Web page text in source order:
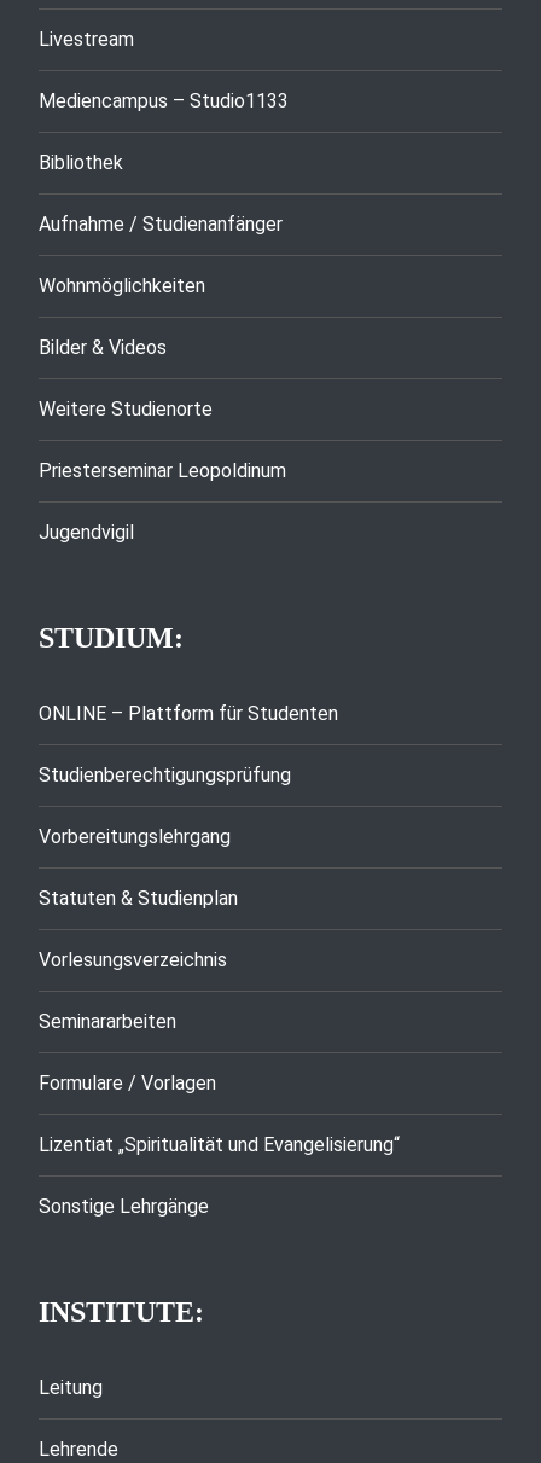
Livestream
Mediencampus – Studio1133
Bibliothek
Aufnahme / Studienanfänger
Wohnmöglichkeiten
Bilder & Videos
Weitere Studienorte
Priesterseminar Leopoldinum
Jugendvigil
STUDIUM:
ONLINE – Plattform für Studenten
Studienberechtigungsprüfung
Vorbereitungslehrgang
Statuten & Studienplan
Vorlesungsverzeichnis
Seminararbeiten
Formulare / Vorlagen
Lizentiat „Spiritualität und Evangelisierung“
Sonstige Lehrgänge
INSTITUTE:
Leitung
Lehrende